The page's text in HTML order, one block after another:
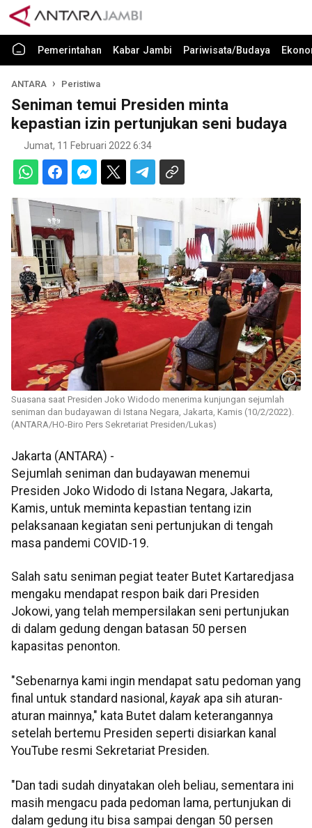
Pemerintahan Kabar Jambi Pariwisata/Budaya
ANTARA Peristiwa
Seniman temui Presiden minta
kepastian izin pertunjukan seni budaya
Jumat, 11 Februari 2022 6:34
Suasana saat Presiden Joko Widodo menerima kunjungan sejumlah
seniman dan budayawan di Istana Negara, Jakarta, Kamis (10/2/2022).
(ANTARA/HO-Biro Pers Sekretariat Presiden/Lukas)
Jakarta (ANTARA) -
Sejumlah seniman dan budayawan menemui
Presiden Joko Widodo di Istana Negara, Jakarta,
Kamis, untuk meminta kepastian tentang izin
pelaksanaan kegiatan seni pertunjukan di tengah
masa pandemi COVID-19.
Salah satu seniman pegiat teater Butet Kartaredjasa
mengaku mendapat respon baik dari Presiden
Jokowi, yang telah mempersilakan seni pertunjukan
di dalam gedung dengan batasan 50 persen
kapasitas penonton.
"Sebenarnya kami ingin mendapat satu pedoman yang
final untuk standard nasional, kayak apa sih aturan-
aturan mainnya," kata Butet dalam keterangannya
setelah bertemu Presiden seperti disiarkan kanal
YouTube resmi Sekretariat Presiden.
"Dan tadi sudah dinyatakan oleh beliau, sementara ini
masih mengacu pada pedoman lama, pertunjukan di
dalam gedung itu bisa sampai dengan 50 persen